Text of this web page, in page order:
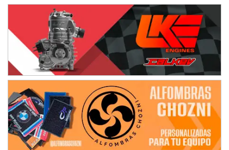
NORESTE SANTAFESINO - F6
Ciudad de Avellaneda (Asfalto)
Avellaneda (Santa Fe)
SUR SANTAFESINO - F4
José Samuel Sánchez (Tierra)
Rufino (Santa Fe)
TUCUMANO - F5
Juan Navarro (Asfalto)
El Timbó (Tucumán)